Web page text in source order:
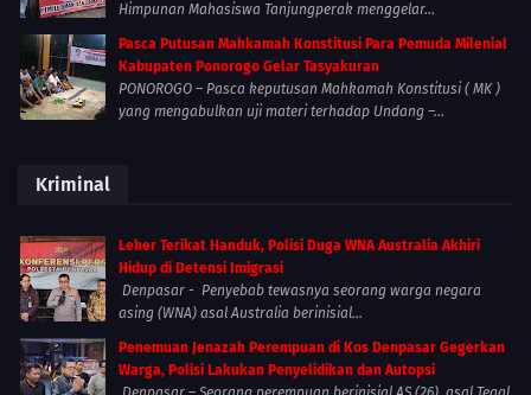
Himpunan Mahasiswa Tanjungperak menggelar...
Pasca Putusan Mahkamah Konstitusi Para Pemuda Milenial
Kabupaten Ponorogo Gelar Tasyakuran
PONOROGO – Pasca keputusan Mahkamah Konstitusi ( MK )
yang mengabulkan uji materi terhadap Undang –...
Kriminal
Leher Terikat Handuk, Polisi Duga WNA Australia Akhiri
Hidup di Detensi Imigrasi
Denpasar - Penyebab tewasnya seorang warga negara
asing (WNA) asal Australia berinisial...
Penemuan Jenazah Perempuan di Kos Denpasar Gegerkan
Warga, Polisi Lakukan Penyelidikan dan Autopsi